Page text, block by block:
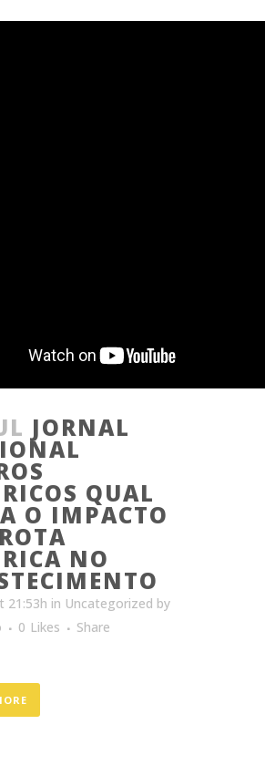
JORNAL
QUAL
O IMPACTO
NO
21:53h in Uncategorized by
0 Likes Share